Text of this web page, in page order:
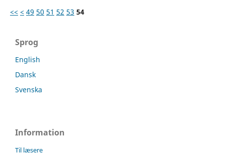
<< < 49 50 51 52 53 54
Sprog
English
Dansk
Svenska
Information
Til læsere